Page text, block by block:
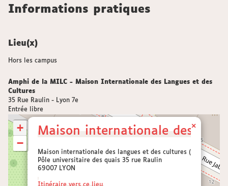
Informations pratiques
Lieu(x)
Hors les campus
Amphi de la MILC - Maison Internationale des Langues et des
Cultures
35 Rue Raulin - Lyon 7e
Entrée libre
Maison internationale des
Maison internationale des langues et des cultures (MILC)
Pôle universitaire des quais 35 rue Raulin
69007 LYON
×
+
−